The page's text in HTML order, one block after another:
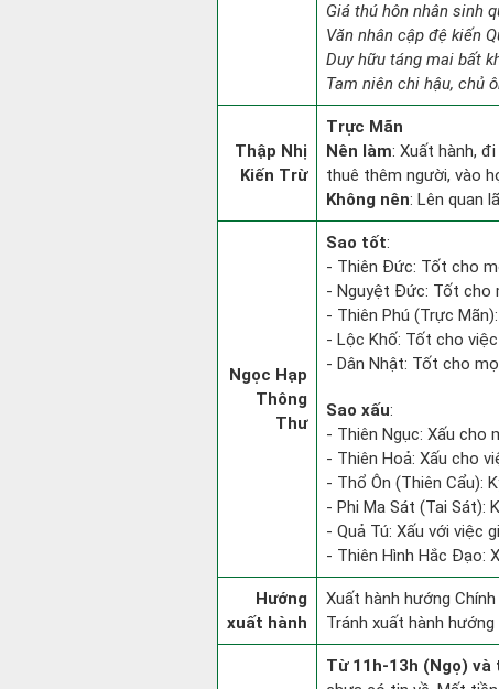
Giá thú hôn nhân sinh
Văn nhân cập đệ kiến
Duy hữu táng mai bất
Tam niên chi hậu, chủ
Thập Nhị
Kiến Trừ
Trực Mãn
Nên làm: Xuất hành,
thuê thêm người, vào
Không nên: Lên quan
Ngọc Hạp
Thông
Thư
Sao tốt:
- Thiên Đức: Tốt cho
- Nguyệt Đức: Tốt cho
- Thiên Phú (Trực
- Lộc Khố: Tốt cho
- Dân Nhật: Tốt cho
Sao xấu:
- Thiên Ngục: Xấu cho
- Thiên Hoả: Xấu cho
- Thổ Ôn (Thiên Cẩu):
- Phi Ma Sát (Tai Sát):
- Quả Tú: Xấu với việc
- Thiên Hình Hắc Đạo:
Hướng
xuất hành
Xuất hành hướng
Tránh xuất hành
Từ 11h-13h (Ngọ) và